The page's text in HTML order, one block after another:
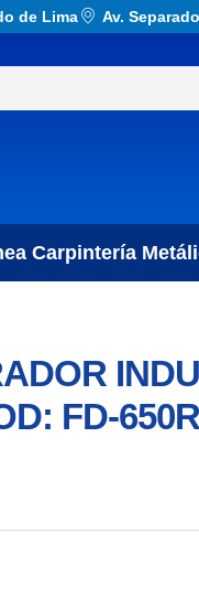
de Lima Av.
Carpintería
FD-650R